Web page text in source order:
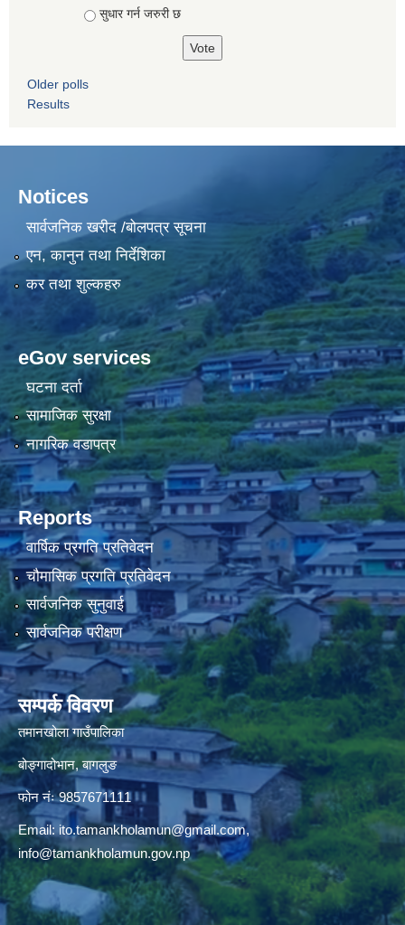
सुधार गर्न जरुरी छ
Older polls
Results
Notices
सार्वजनिक खरीद /बोलपत्र सूचना
एन, कानुन तथा निर्देशिका
कर तथा शुल्कहरु
eGov services
घटना दर्ता
सामाजिक सुरक्षा
नागरिक वडापत्र
Reports
वार्षिक प्रगति प्रतिवेदन
चौमासिक प्रगति प्रतिवेदन
सार्वजनिक सुनुवाई
सार्वजनिक परीक्षण
सम्पर्क विवरण
तमानखोला गाउँपालिका
बोङ्गादोभान, बागलुङ
फोन नंः 9857671111
Email: ito.tamankholamun@gmail.com,
info@tamankholamun.gov.np